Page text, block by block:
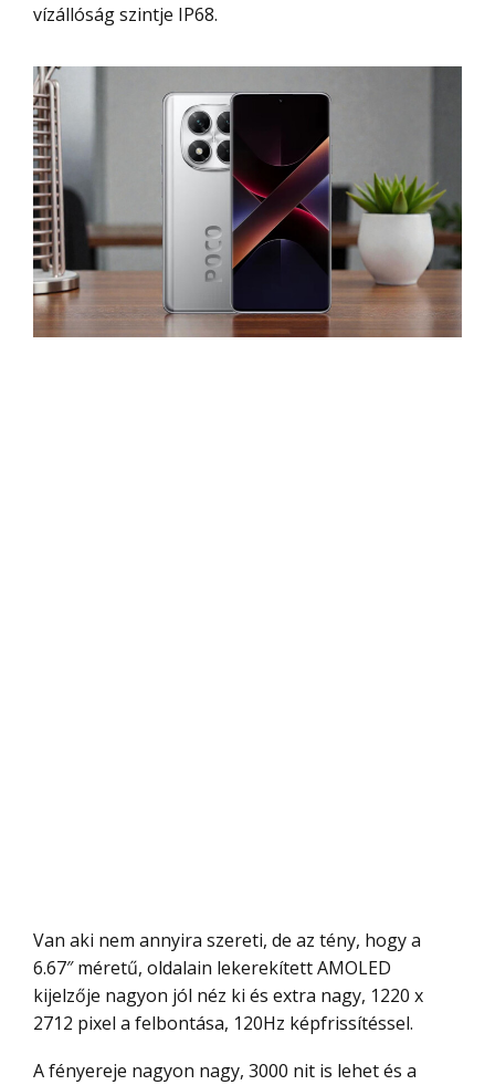
vízállóság szintje IP68.
Van aki nem annyira szereti, de az tény, hogy a
6.67″ méretű, oldalain lekerekített AMOLED
kijelzője nagyon jól néz ki és extra nagy, 1220 x
2712 pixel a felbontása, 120Hz képfrissítéssel.
A fényereje nagyon nagy, 3000 nit is lehet és a